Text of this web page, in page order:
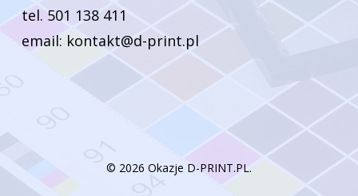
tel. 501 138 411
email: kontakt@d-print.pl
© 2026 Okazje D-PRINT.PL.